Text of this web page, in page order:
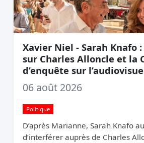
Xavier Niel - Sarah Knafo
sur Charles Alloncle et la
d’enquête sur
06 août 2026
Politique
D’après Marianne, Sarah Knafo
d’interférer auprès de Charles